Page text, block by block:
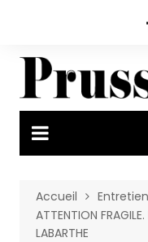
Accueil
ATTENTION
LABARTHE